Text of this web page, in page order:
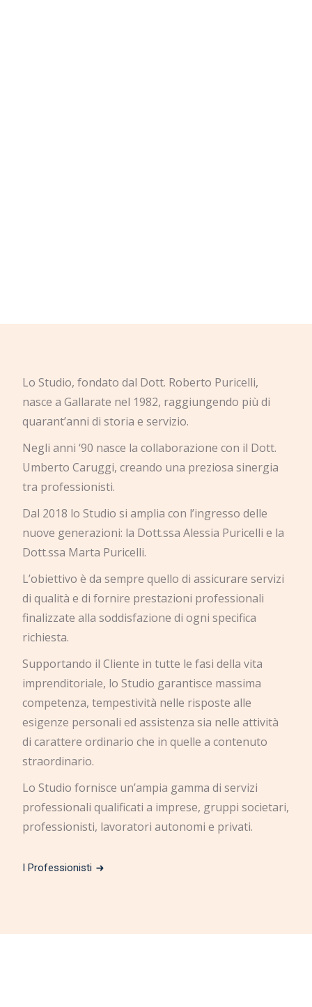
Lo Studio, fondato dal Dott. Roberto Puricelli,
nasce a Gallarate nel 1982, raggiungendo più di
quarant’anni di storia e servizio.
Negli anni ‘90 nasce la collaborazione con il Dott.
Umberto Caruggi, creando una preziosa sinergia
tra professionisti.
Dal 2018 lo Studio si amplia con l’ingresso delle
nuove generazioni: la Dott.ssa Alessia Puricelli e la
Dott.ssa Marta Puricelli.
L’obiettivo è da sempre quello di assicurare servizi
di qualità e di fornire prestazioni professionali
finalizzate alla soddisfazione di ogni specifica
richiesta.
Supportando il Cliente in tutte le fasi della vita
imprenditoriale, lo Studio garantisce massima
competenza, tempestività nelle risposte alle
esigenze personali ed assistenza sia nelle attività
di carattere ordinario che in quelle a contenuto
straordinario.
Lo Studio fornisce un’ampia gamma di servizi
professionali qualificati a imprese, gruppi societari,
professionisti, lavoratori autonomi e privati.
I Professionisti